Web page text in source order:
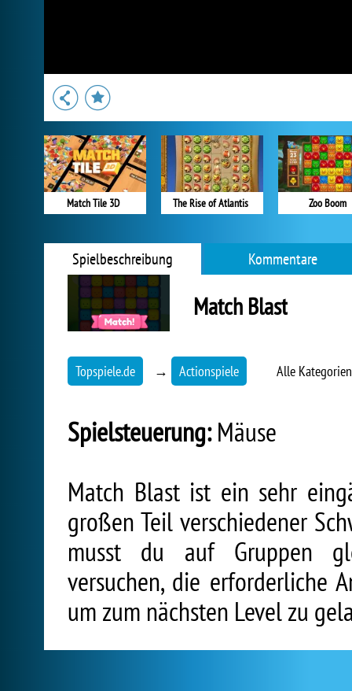
Match Tile 3D The Rise of Atlantis Zoo Boom
Spielbeschreibung Kommentare
Match Blast
Topspiele.de → Actionspiele Alle
Spielsteuerung:Mäuse
Match Blast ist ein sehr
großen Teil verschiedener
musst du auf Gruppen
versuchen, die erforderliche
um zum nächsten Level zu